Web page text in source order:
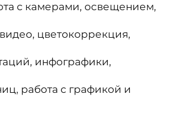
с камерами, освещением,
цветокоррекция,
инфографики,
работа с графикой и